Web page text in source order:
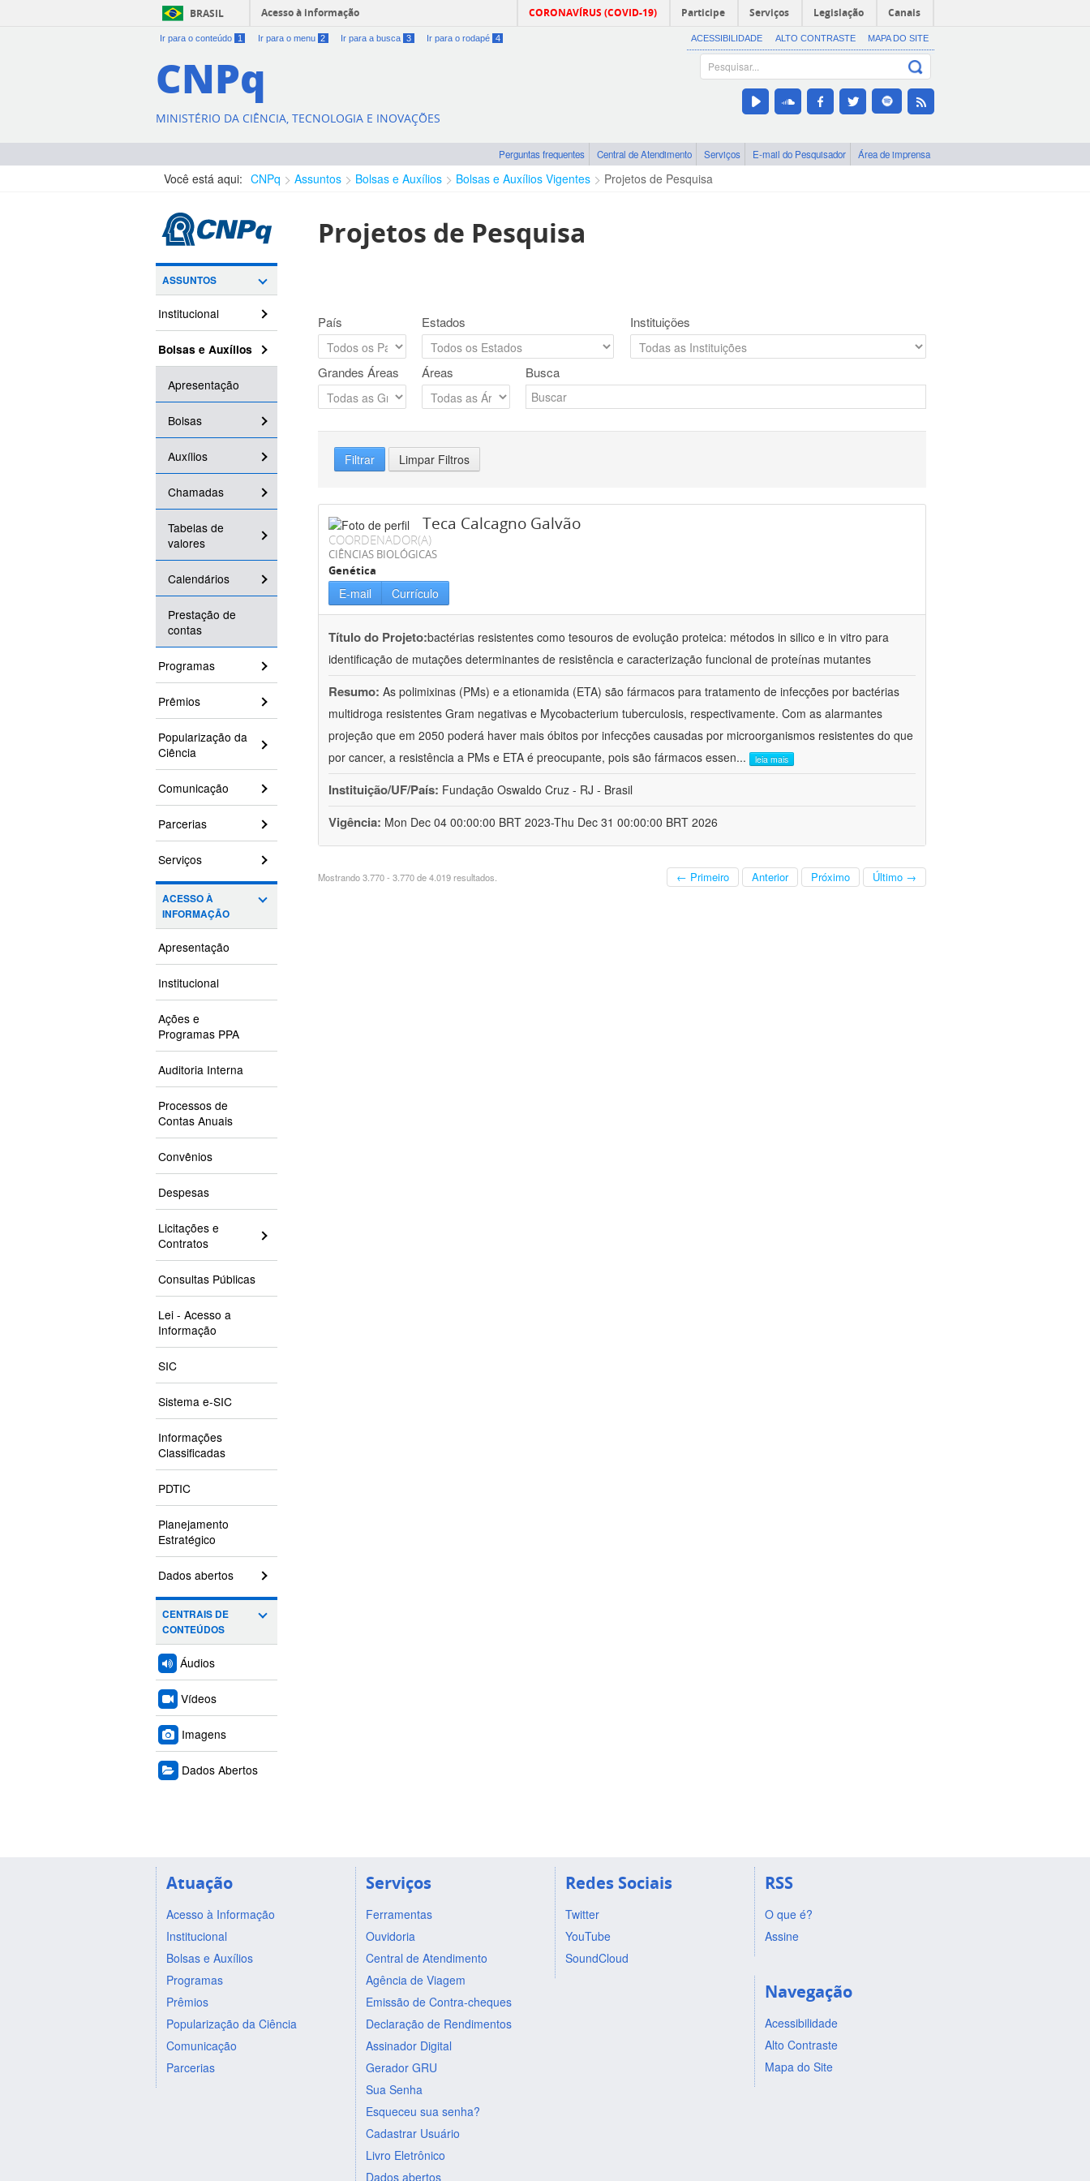
BRASIL Acesso à informação CORONAVÍRUS (COVID-19) Participe Serviços Legislação Canais
Ir para o conteúdo 1 Ir para o menu 2 Ir para a busca 3 Ir para o rodapé 4 ACESSIBILIDADE ALTO CONTRASTE MAPA DO SITE
CNPq
MINISTÉRIO DA CIÊNCIA, TECNOLOGIA E INOVAÇÕES
Perguntas frequentes Central de Atendimento Serviços E-mail do Pesquisador Área de imprensa
Você está aqui: CNPq Assuntos Bolsas e Auxílios Bolsas e Auxílios Vigentes Projetos de Pesquisa
ASSUNTOS
Institucional
Bolsas e Auxílios
Apresentação
Bolsas
Auxílios
Chamadas
Tabelas de
valores
Calendários
Prestação de
contas
Programas
Prêmios
Popularização da
Ciência
Comunicação
Parcerias
Serviços
ACESSO À
INFORMAÇÃO
Apresentação
Institucional
Ações e
Programas PPA
Auditoria Interna
Processos de
Contas Anuais
Convênios
Despesas
Licitações e
Contratos
Consultas Públicas
Lei - Acesso a
Informação
SIC
Sistema e-SIC
Informações
Classificadas
PDTIC
Planejamento
Estratégico
Dados abertos
CENTRAIS DE
CONTEÚDOS
Áudios
Vídeos
Imagens
Dados Abertos
Projetos de Pesquisa
País Estados Instituições
Grandes Áreas Áreas Busca
Filtrar Limpar Filtros
Teca Calcagno Galvão
COORDENADOR(A)
CIÊNCIAS BIOLÓGICAS
Genética
E-mail Currículo
Título do Projeto:bactérias resistentes como tesouros de evolução proteica: métodos in silico e in vitro para
identificação de mutações determinantes de resistência e caracterização funcional de proteínas mutantes
Resumo: As polimixinas (PMs) e a etionamida (ETA) são fármacos para tratamento de infecções por bactérias
multidroga resistentes Gram negativas e Mycobacterium tuberculosis, respectivamente. Com as alarmantes
projeção que em 2050 poderá haver mais óbitos por infecções causadas por microorganismos resistentes do que
por cancer, a resistência a PMs e ETA é preocupante, pois são fármacos essen... leia mais
Instituição/UF/País: Fundação Oswaldo Cruz - RJ - Brasil
Vigência: Mon Dec 04 00:00:00 BRT 2023-Thu Dec 31 00:00:00 BRT 2026
Mostrando 3.770 - 3.770 de 4.019 resultados. ← Primeiro Anterior Próximo Último →
Atuação
Acesso à Informação
Institucional
Bolsas e Auxílios
Programas
Prêmios
Popularização da Ciência
Comunicação
Parcerias
Serviços
Ferramentas
Ouvidoria
Central de Atendimento
Agência de Viagem
Emissão de Contra-cheques
Declaração de Rendimentos
Assinador Digital
Gerador GRU
Sua Senha
Esqueceu sua senha?
Cadastrar Usuário
Livro Eletrônico
Dados abertos
Redes Sociais
Twitter
YouTube
SoundCloud
RSS
O que é?
Assine
Navegação
Acessibilidade
Alto Contraste
Mapa do Site